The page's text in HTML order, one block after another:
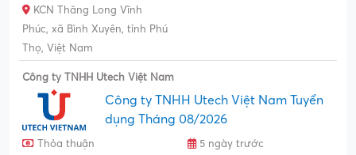
KCN Thăng Long Vĩnh
Phúc, xã Bình Xuyên, tỉnh Phú
Thọ, Việt Nam
Công ty TNHH Utech Việt Nam
Công ty TNHH Utech Việt Nam Tuyển
dụng Tháng 08/2026
Thỏa thuận
5 ngày trước